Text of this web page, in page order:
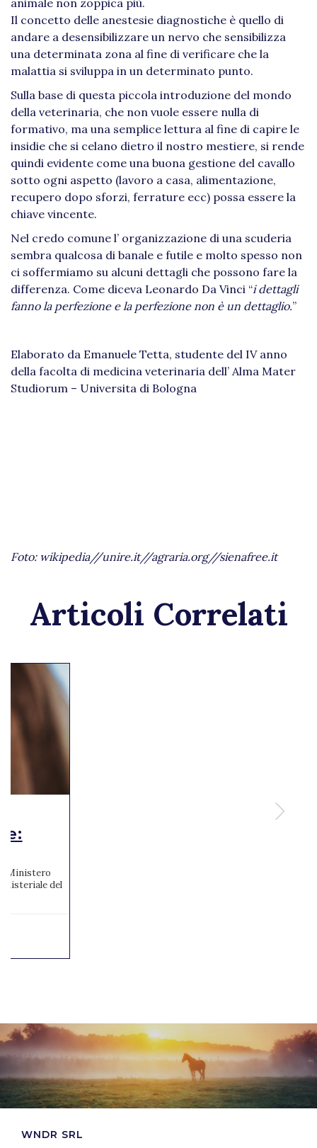
animale non zoppica più.
Il concetto delle anestesie diagnostiche è quello di
andare a desensibilizzare un nervo che sensibilizza
una determinata zona al fine di verificare che la
malattia si sviluppa in un determinato punto.
Sulla base di questa piccola introduzione del mondo
della veterinaria, che non vuole essere nulla di
formativo, ma una semplice lettura al fine di capire le
insidie che si celano dietro il nostro mestiere, si rende
quindi evidente come una buona gestione del cavallo
sotto ogni aspetto (lavoro a casa, alimentazione,
recupero dopo sforzi, ferrature ecc) possa essere la
chiave vincente.
Nel credo comune l’ organizzazione di una scuderia
sembra qualcosa di banale e futile e molto spesso non
ci soffermiamo su alcuni dettagli che possono fare la
differenza. Come diceva Leonardo Da Vinci “i dettagli
fanno la perfezione e la perfezione non è un dettaglio.”
Elaborato da Emanuele Tetta, studente del IV anno
della facolta di medicina veterinaria dell’ Alma Mater
Studiorum – Universita di Bologna
Foto: wikipedia//unire.it//agraria.org//sienafree.it
Articoli Correlati
Ministero
del
WNDR SRL